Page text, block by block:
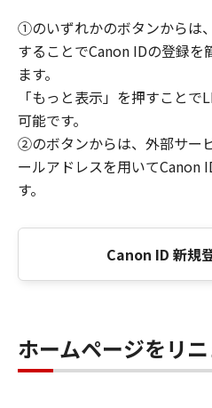
①のいずれかのボタンからは
することでCanon IDの登録を
ます。
「もっと表示」を押すこと
可能です。
②のボタンからは、外部サー
ールアドレスを用いてCanon
す。
Canon ID 新規
ホームページをリ